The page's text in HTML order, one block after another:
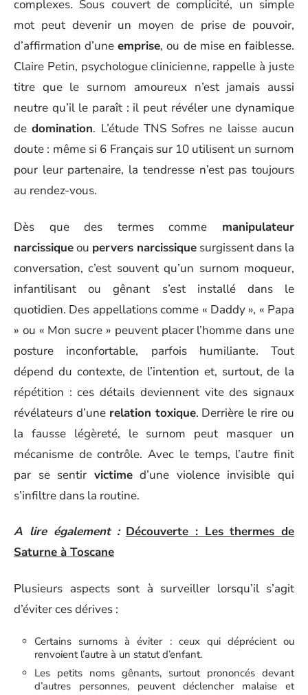
complexes. Sous couvert de complicité, un simple
mot peut devenir un moyen de prise de pouvoir,
d’affirmation d’uneemprise, ou de mise en faiblesse.
Claire Petin, psychologue clinicienne, rappelle à juste
titre que le surnom amoureux n’est jamais aussi
neutre qu’il le paraît : il peut révéler une dynamique
dedomination. L’étude TNS Sofres ne laisse aucun
doute : même si 6 Français sur 10 utilisent un surnom
pour leur partenaire, la tendresse n’est pas toujours
au rendez-vous.
Dès que des termes comme manipulateur
narcissiqueou pervers narcissique surgissent dans la
conversation, c’est souvent qu’un surnom moqueur,
infantilisant ou gênant s’est installé dans le
quotidien. Des appellations comme « Daddy », « Papa
» ou « Mon sucre » peuvent placer l’homme dans une
posture inconfortable, parfois humiliante. Tout
dépend du contexte, de l’intention et, surtout, de la
répétition : ces détails deviennent vite des signaux
révélateurs d’une relation toxique. Derrière le rire ou
la fausse légèreté, le surnom peut masquer un
mécanisme de contrôle. Avec le temps, l’autre finit
par se sentir victimed’une violence invisible qui
s’infiltre dans la routine.
A lire également : Découverte : Les thermes de
Saturne à Toscane
Plusieurs aspects sont à surveiller lorsqu’il s’agit
d’éviter ces dérives :
Certains surnoms à éviter : ceux qui déprécient ou
renvoient l’autre à un statut d’enfant.
Les petits noms gênants, surtout prononcés devant
d’autres personnes, peuvent déclencher malaise et